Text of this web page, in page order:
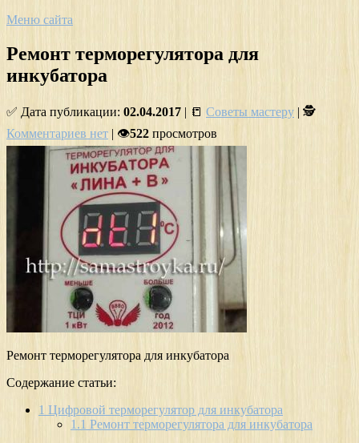
Меню сайта
Ремонт терморегулятора для
инкубатора
✅ Дата публикации: 02.04.2017 | 📒 Советы мастеру | 🕵
Комментариев нет | 👁522 просмотров
Ремонт терморегулятора для инкубатора
Содержание статьи:
1 Цифровой терморегулятор для инкубатора
1.1 Ремонт терморегулятора для инкубатора